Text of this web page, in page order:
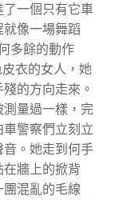
一個只有它車
像一場舞蹈
多餘的動作
衣的女人，她
的方向走來。
量過一樣，完
警察們立刻立
。她走到何手
牆上的掀背
混亂的毛線